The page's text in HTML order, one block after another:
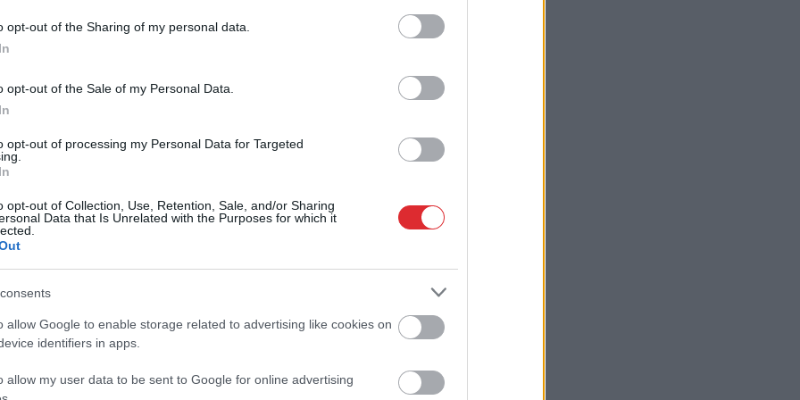
opt-out of the Sharing of my personal data.
opt-out of the Sale of my Personal Data.
opt-out of processing my Personal Data for Targeted
opt-out of Collection, Use, Retention, Sale, and/or Sharing
Data that Is Unrelated with the Purposes for which it
allow Google to enable storage related to advertising like cookies on
identifiers in apps.
allow my user data to be sent to Google for online advertising
iespēja
ražotāji aicina meklēt karotītes un
ar kādu nosacījumu subsidēs
ražotājiem izmaksāti 12,54 miljoni eiro